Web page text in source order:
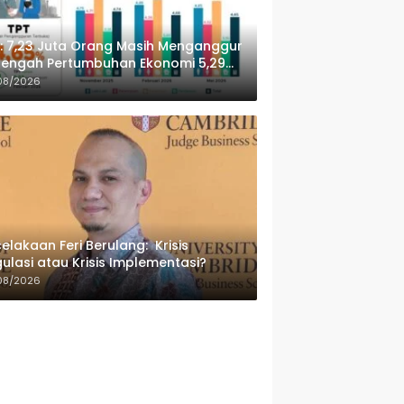
7,23 Juta Orang Masih Menganggur
Pertumbuhan Ekonomi 5,29
2026
Feri Berulang: Krisis
atau Krisis Implementasi?
2026